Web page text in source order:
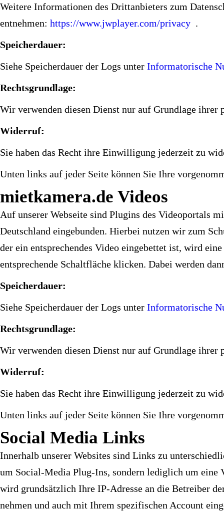
Weitere Informationen des Drittanbieters zum
entnehmen: https://www.jwplayer.com/privacy .
Speicherdauer:
Siehe Speicherdauer der Logs unter Informatorische
Rechtsgrundlage:
Wir verwenden diesen Dienst nur auf Grundlage
Widerruf:
Sie haben das Recht ihre Einwilligung jederzeit zu
Unten links auf jeder Seite können Sie Ihre
mietkamera.de Videos
Auf unserer Webseite sind Plugins des Videoportals
Deutschland eingebunden. Hierbei nutzen wir zum
der ein entsprechendes Video eingebettet ist, wird
entsprechende Schaltfläche klicken. Dabei werden
Speicherdauer:
Siehe Speicherdauer der Logs unter Informatorische
Rechtsgrundlage:
Wir verwenden diesen Dienst nur auf Grundlage
Widerruf:
Sie haben das Recht ihre Einwilligung jederzeit zu
Unten links auf jeder Seite können Sie Ihre
Social Media Links
Innerhalb unserer Websites sind Links zu
um Social-Media Plug-Ins, sondern lediglich um eine
wird grundsätzlich Ihre IP-Adresse an die Betreiber
nehmen und auch mit Ihrem spezifischen Account